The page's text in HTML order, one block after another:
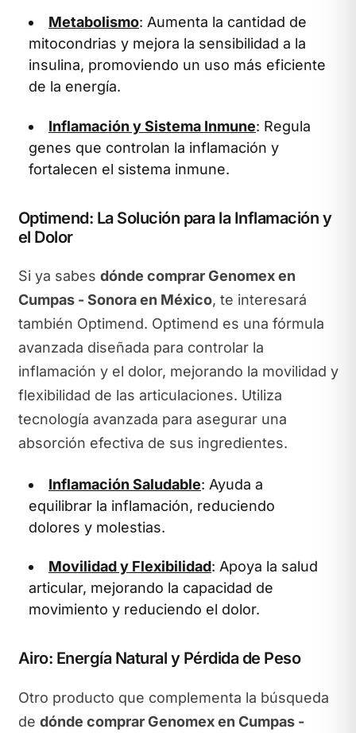
Metabolismo: Aumenta la cantidad de
mitocondrias y mejora la sensibilidad a la
insulina, promoviendo un uso más eficiente
de la energía.
Inflamación y Sistema Inmune: Regula
genes que controlan la inflamación y
fortalecen el sistema inmune.
Optimend: La Solución para la Inflamación y
el Dolor
Si ya sabes dónde comprar Genomex en
Cumpas - Sonora en México, te interesará
también Optimend. Optimend es una fórmula
avanzada diseñada para controlar la
inflamación y el dolor, mejorando la movilidad y
flexibilidad de las articulaciones. Utiliza
tecnología avanzada para asegurar una
absorción efectiva de sus ingredientes.
Inflamación Saludable: Ayuda a
equilibrar la inflamación, reduciendo
dolores y molestias.
Movilidad y Flexibilidad: Apoya la salud
articular, mejorando la capacidad de
movimiento y reduciendo el dolor.
Airo: Energía Natural y Pérdida de Peso
Otro producto que complementa la búsqueda
de dónde comprar Genomex en Cumpas -